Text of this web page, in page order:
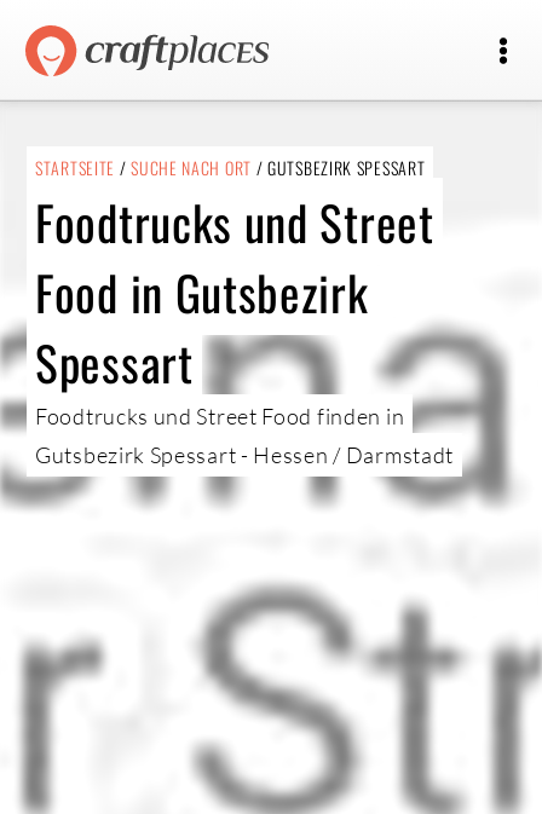
STARTSEITE /SUCHE NACH ORT / GUTSBEZIRK SPESSART
Foodtrucks und Street
Food in Gutsbezirk
Spessart
Foodtrucks und Street Food finden in
Gutsbezirk Spessart - Hessen / Darmstadt